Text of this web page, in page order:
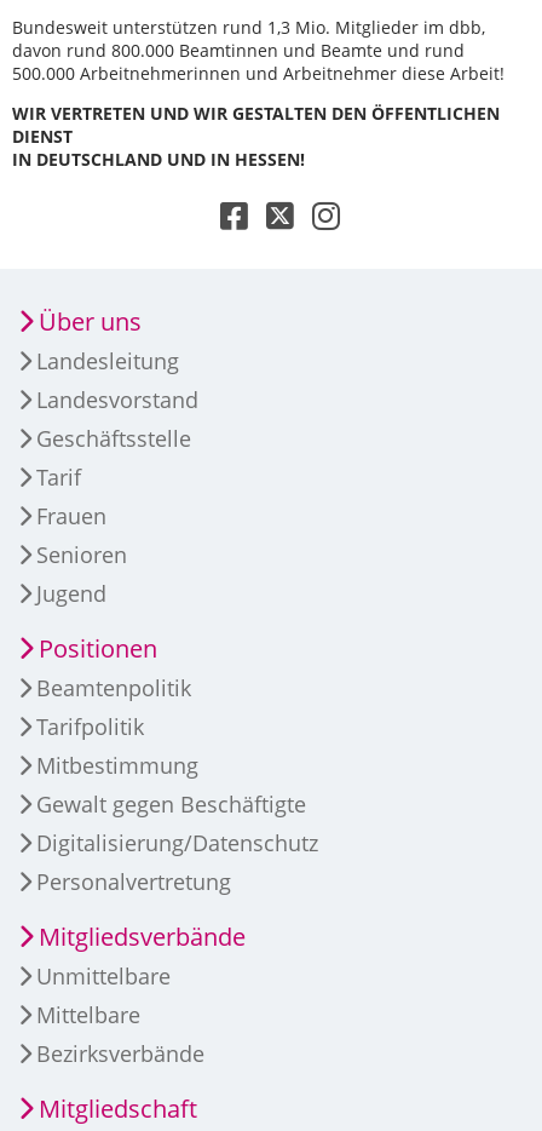
Bundesweit unterstützen rund 1,3 Mio. Mitglieder im dbb,
davon rund 800.000 Beamtinnen und Beamte und rund
500.000 Arbeitnehmerinnen und Arbeitnehmer diese Arbeit!
WIR VERTRETEN UND WIR GESTALTEN DEN ÖFFENTLICHEN
DIENST
IN DEUTSCHLAND UND IN HESSEN!
Über uns
Landesleitung
Landesvorstand
Geschäftsstelle
Tarif
Frauen
Senioren
Jugend
Positionen
Beamtenpolitik
Tarifpolitik
Mitbestimmung
Gewalt gegen Beschäftigte
Digitalisierung/Datenschutz
Personalvertretung
Mitgliedsverbände
Unmittelbare
Mittelbare
Bezirksverbände
Mitgliedschaft